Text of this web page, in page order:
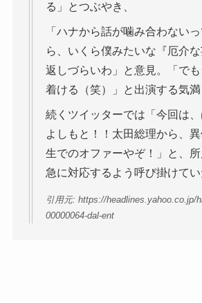
る」とつぶやき、
「ハナから話が噛み合わない
ら、いくら僕みたいな『厄介な
返しづらいわ」と意見。「で
着ける（笑）」と出演する気満
続くツイッターでは「今回は、
よしもと！！太田総理から、
生でのオファーやぞ！」と、
急に対応するよう呼び掛けてい
引用元: https://headlines.yahoo.co.jp/
00000064-dal-ent